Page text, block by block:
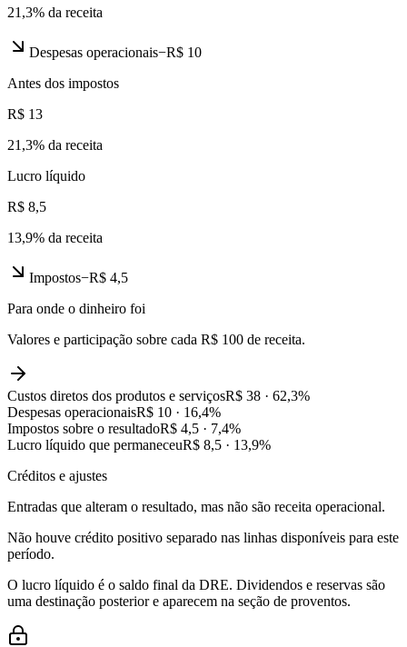
21,3% da receita
Despesas operacionais−R$ 10
Antes dos impostos
R$ 13
21,3% da receita
Lucro líquido
R$ 8,5
13,9% da receita
Impostos−R$ 4,5
Para onde o dinheiro foi
Valores e participação sobre cada R$ 100 de receita.
Custos diretos dos produtos e serviçosR$ 38 · 62,3%
Despesas operacionaisR$ 10 · 16,4%
Impostos sobre o resultadoR$ 4,5 · 7,4%
Lucro líquido que permaneceuR$ 8,5 · 13,9%
Créditos e ajustes
Entradas que alteram o resultado, mas não são receita operacional.
Não houve crédito positivo separado nas linhas disponíveis para este
período.
O lucro líquido é o saldo final da DRE. Dividendos e reservas são
uma destinação posterior e aparecem na seção de proventos.